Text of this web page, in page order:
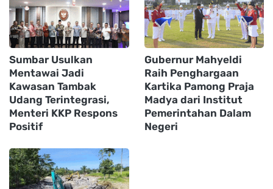
Sumbar Usulkan
Mentawai Jadi
Kawasan Tambak
Udang Terintegrasi,
Menteri KKP Respons
Positif
Gubernur Mahyeldi
Raih Penghargaan
Kartika Pamong Praja
Madya dari Institut
Pemerintahan Dalam
Negeri